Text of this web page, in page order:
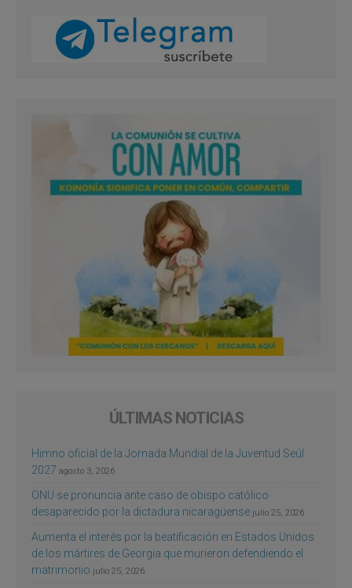
ÚLTIMAS NOTICIAS
Himno oficial de la Jornada Mundial de la Juventud Seúl
2027 agosto 3, 2026
ONU se pronuncia ante caso de obispo católico
desaparecido por la dictadura nicaragüense julio 25, 2026
Aumenta el interés por la beatificación en Estados Unidos
de los mártires de Georgia que murieron defendiendo el
matrimonio julio 25, 2026